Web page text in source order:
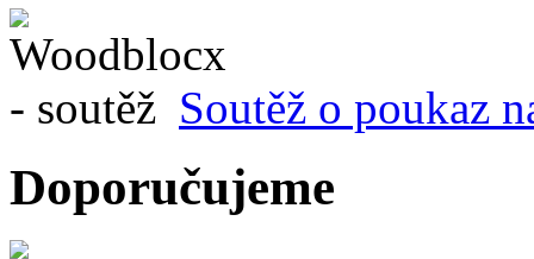
Soutěž o poukaz
Doporučujeme